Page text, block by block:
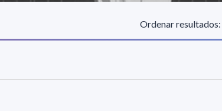
Ordenar